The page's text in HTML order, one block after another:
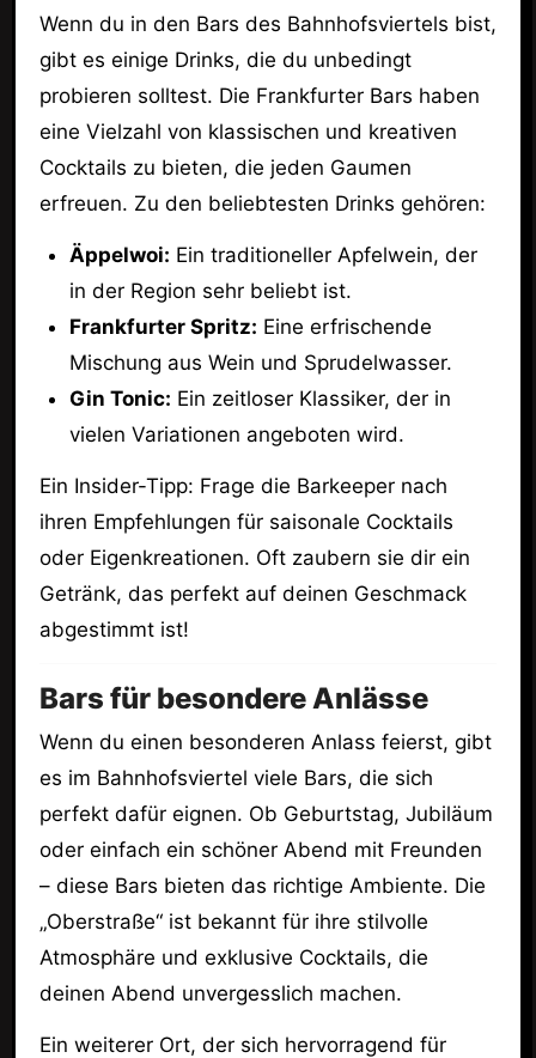
Wenn du in den Bars des Bahnhofsviertels bist,
gibt es einige Drinks, die du unbedingt
probieren solltest. Die Frankfurter Bars haben
eine Vielzahl von klassischen und kreativen
Cocktails zu bieten, die jeden Gaumen
erfreuen. Zu den beliebtesten Drinks gehören:
Äppelwoi: Ein traditioneller Apfelwein, der
in der Region sehr beliebt ist.
Frankfurter Spritz: Eine erfrischende
Mischung aus Wein und Sprudelwasser.
Gin Tonic: Ein zeitloser Klassiker, der in
vielen Variationen angeboten wird.
Ein Insider-Tipp: Frage die Barkeeper nach
ihren Empfehlungen für saisonale Cocktails
oder Eigenkreationen. Oft zaubern sie dir ein
Getränk, das perfekt auf deinen Geschmack
abgestimmt ist!
Bars für besondere Anlässe
Wenn du einen besonderen Anlass feierst, gibt
es im Bahnhofsviertel viele Bars, die sich
perfekt dafür eignen. Ob Geburtstag, Jubiläum
oder einfach ein schöner Abend mit Freunden
– diese Bars bieten das richtige Ambiente. Die
„Oberstraße“ ist bekannt für ihre stilvolle
Atmosphäre und exklusive Cocktails, die
deinen Abend unvergesslich machen.
Ein weiterer Ort, der sich hervorragend für